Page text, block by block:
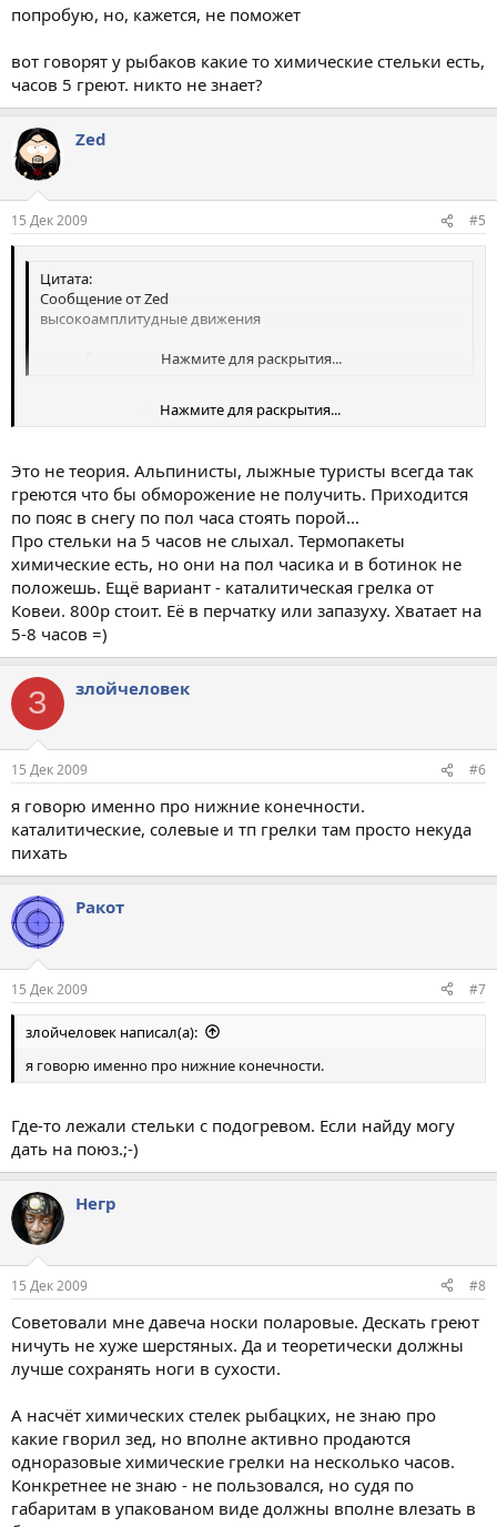
попробую, но, кажется, не поможет
вот говорят у рыбаков какие то химические стельки есть,
часов 5 греют. никто не знает?
Zed
15 Дек 2009 #5
Цитата:
Сообщение от Zed
высокоамплитудные движения
попробую, но, кажется, не поможет
Нажмите для раскрытия...
вот говорят у рыбаков какие то химические стельки есть, часов
5 греют. никто не знает
Нажмите для раскрытия...
Это не теория. Альпинисты, лыжные туристы всегда так
греются что бы обморожение не получить. Приходится
по пояс в снегу по пол часа стоять порой...
Про стельки на 5 часов не слыхал. Термопакеты
химические есть, но они на пол часика и в ботинок не
положешь. Ещё вариант - каталитическая грелка от
Ковеи. 800р стоит. Её в перчатку или запазуху. Хватает на
5-8 часов =)
З злойчеловек
15 Дек 2009 #6
я говорю именно про нижние конечности.
каталитические, солевые и тп грелки там просто некуда
пихать
Ракот
15 Дек 2009 #7
злойчеловек написал(а):
я говорю именно про нижние конечности.
Где-то лежали стельки с подогревом. Если найду могу
дать на поюз.;-)
Негр
15 Дек 2009 #8
Советовали мне давеча носки поларовые. Дескать греют
ничуть не хуже шерстяных. Да и теоретически должны
лучше сохранять ноги в сухости.
А насчёт химических стелек рыбацких, не знаю про
какие гворил зед, но вполне активно продаются
одноразовые химические грелки на несколько часов.
Конкретнее не знаю - не пользовался, но судя по
габаритам в упакованом виде должны вполне влезать в